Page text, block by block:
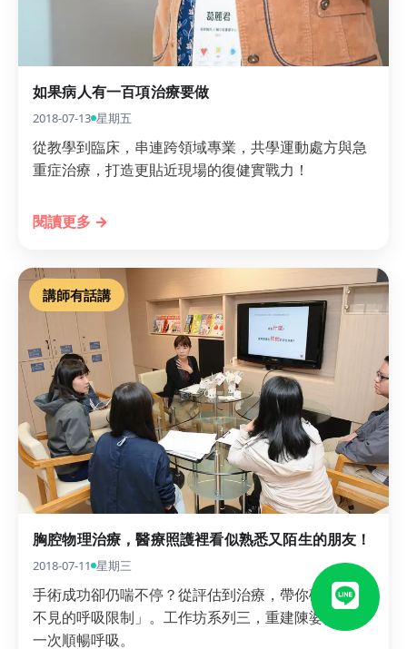
如果病人有一百項治療要做
2018-07-13 星期五
從教學到臨床，串連跨領域專業，共學運動處方與急
重症治療，打造更貼近現場的復健實戰力！
閱讀更多 →
講師有話講
胸腔物理治療，醫療照護裡看似熟悉又陌生的朋友！
2018-07-11 星期三
手術成功卻仍喘不停？從評估到治療，帶你破解「看
不見的呼吸限制」。工作坊系列三，重建陳婆婆的每
一次順暢呼吸。